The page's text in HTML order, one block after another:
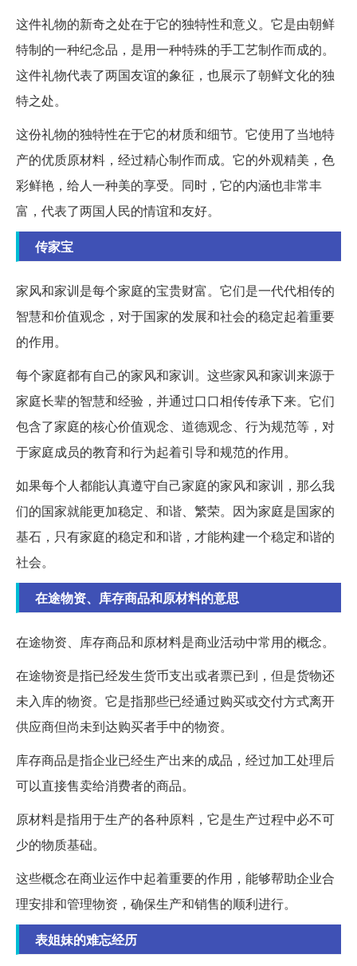
这件礼物的新奇之处在于它的独特性和意义。它是由朝鲜
特制的一种纪念品，是用一种特殊的手工艺制作而成的。
这件礼物代表了两国友谊的象征，也展示了朝鲜文化的独
特之处。
这份礼物的独特性在于它的材质和细节。它使用了当地特
产的优质原材料，经过精心制作而成。它的外观精美，色
彩鲜艳，给人一种美的享受。同时，它的内涵也非常丰
富，代表了两国人民的情谊和友好。
传家宝
家风和家训是每个家庭的宝贵财富。它们是一代代相传的
智慧和价值观念，对于国家的发展和社会的稳定起着重要
的作用。
每个家庭都有自己的家风和家训。这些家风和家训来源于
家庭长辈的智慧和经验，并通过口口相传传承下来。它们
包含了家庭的核心价值观念、道德观念、行为规范等，对
于家庭成员的教育和行为起着引导和规范的作用。
如果每个人都能认真遵守自己家庭的家风和家训，那么我
们的国家就能更加稳定、和谐、繁荣。因为家庭是国家的
基石，只有家庭的稳定和和谐，才能构建一个稳定和谐的
社会。
在途物资、库存商品和原材料的意思
在途物资、库存商品和原材料是商业活动中常用的概念。
在途物资是指已经发生货币支出或者票已到，但是货物还
未入库的物资。它是指那些已经通过购买或交付方式离开
供应商但尚未到达购买者手中的物资。
库存商品是指企业已经生产出来的成品，经过加工处理后
可以直接售卖给消费者的商品。
原材料是指用于生产的各种原料，它是生产过程中必不可
少的物质基础。
这些概念在商业运作中起着重要的作用，能够帮助企业合
理安排和管理物资，确保生产和销售的顺利进行。
表姐妹的难忘经历